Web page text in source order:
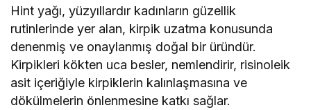
Hint yağı, yüzyıllardır kadınların güzellik
rutinlerinde yer alan, kirpik uzatma konusunda
denenmiş ve onaylanmış doğal bir üründür.
Kirpikleri kökten uca besler, nemlendirir, risinoleik
asit içeriğiyle kirpiklerin kalınlaşmasına ve
dökülmelerin önlenmesine katkı sağlar.